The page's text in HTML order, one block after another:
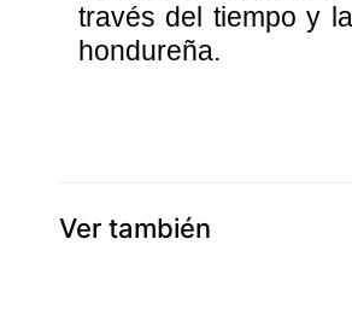
través del tiempo y
hondureña.
Ver también